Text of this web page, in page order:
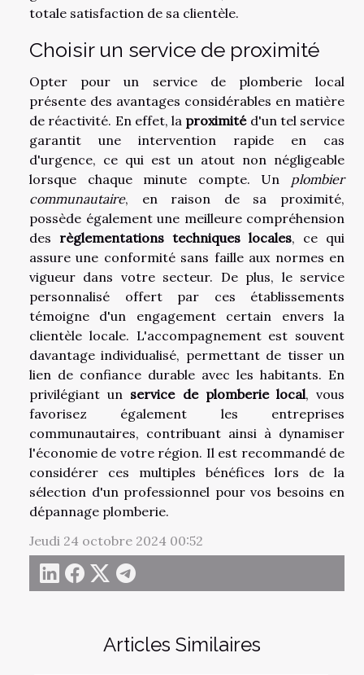
Articles Similaires
totale satisfaction de sa clientèle.
Choisir un service de proximité
Opter pour un service de plomberie local
présente des avantages considérables en matière
de réactivité. En effet, la proximitéd'un tel service
garantit une intervention rapide en cas
d'urgence, ce qui est un atout non négligeable
lorsque chaque minute compte. Un plombier
communautaire, en raison de sa proximité,
possède également une meilleure compréhension
des règlementations techniques locales, ce qui
assure une conformité sans faille aux normes en
vigueur dans votre secteur. De plus, le service
personnalisé offert par ces établissements
témoigne d'un engagement certain envers la
clientèle locale. L'accompagnement est souvent
davantage individualisé, permettant de tisser un
lien de confiance durable avec les habitants. En
privilégiant un service de plomberie local, vous
favorisez également les entreprises
communautaires, contribuant ainsi à dynamiser
l'économie de votre région. Il est recommandé de
considérer ces multiples bénéfices lors de la
sélection d'un professionnel pour vos besoins en
dépannage plomberie.
Jeudi 24 octobre 2024 00:52